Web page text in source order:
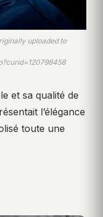
uploaded to
et sa qualité de
l’élégance
toute une